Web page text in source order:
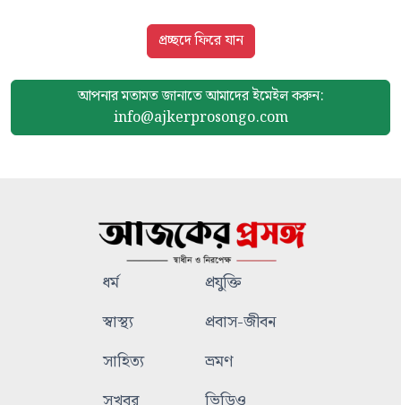
প্রচ্ছদে ফিরে যান
আপনার মতামত জানাতে আমাদেরইমেইল করুন:
info@ajkerprosongo.com
ধর্ম
প্রযুক্তি
স্বাস্থ্য
প্রবাস-জীবন
সাহিত্য
ভ্রমণ